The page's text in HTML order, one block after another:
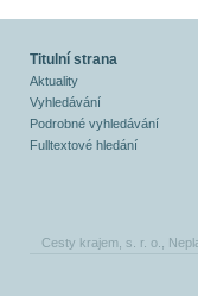
Titulní strana
Aktuality
Vyhledávání
Podrobné vyhledávání
Fulltextové hledání
Cesty krajem, s. r. o.,